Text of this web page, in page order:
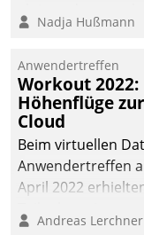
methodisch
Quartier.
zeigte Datatrain,
Neues zu bieten hat.
Nadja Hußmann
Anwendertreffen
Workout 2022:
Höhenflüge zur
Cloud
Beim virtuellen
Anwendertreffen
April 2022
Teilnehmer
Andreas Lerchner